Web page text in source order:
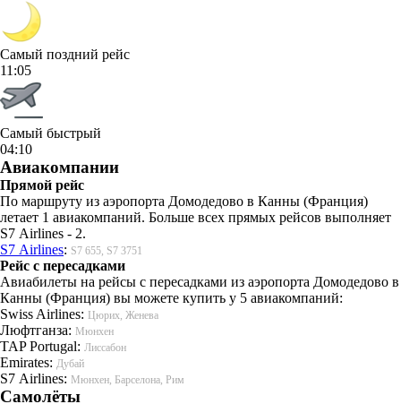
Самый поздний рейс
11:05
Самый быстрый
04:10
Авиакомпании
Прямой рейс
По маршруту из аэропорта Домодедово в Канны (Франция)
летает 1 авиакомпаний. Больше всех прямых рейсов выполняет
S7 Airlines - 2.
S7 Airlines: S7 655, S7 3751
Рейс с пересадками
Авиабилеты на рейсы с пересадками из аэропорта Домодедово в
Канны (Франция) вы можете купить у 5 авиакомпаний:
Swiss Airlines: Цюрих, Женева
Люфтганза: Мюнхен
TAP Portugal: Лиссабон
Emirates: Дубай
S7 Airlines: Мюнхен, Барселона, Рим
Самолёты